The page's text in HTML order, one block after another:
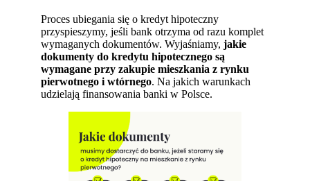
Proces ubiegania się o kredyt hipoteczny
przyspieszymy, jeśli bank otrzyma od razu komplet
wymaganych dokumentów. Wyjaśniamy,jakie
dokumenty do kredytu hipotecznego są
wymagane przy zakupie mieszkania z rynku
pierwotnego i wtórnego. Na jakich warunkach
udzielają finansowania banki w Polsce.